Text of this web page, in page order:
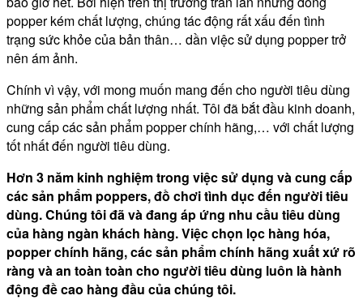
popper kém chất lượng, chúng tác động rất xấu đến tình
trạng sức khỏe của bản thân… dần việc sử dụng popper trở
nên ám ảnh.
Chính vì vậy, với mong muốn mang đến cho người tiêu dùng
những sản phẩm chất lượng nhất. Tôi đã bắt đầu kinh doanh,
cung cấp các sản phẩm popper chính hãng,… với chất lượng
tốt nhất đến người tiêu dùng.
Hơn 3 năm kinh nghiệm trong việc sử dụng và cung cấp
các sản phẩm poppers, đồ chơi tình dục đến người tiêu
dùng. Chúng tôi đã và đang áp ứng nhu cầu tiêu dùng
của hàng ngàn khách hàng. Việc chọn lọc hàng hóa,
popper chính hãng, các sản phẩm chính hãng xuất xứ rõ
ràng và an toàn toàn cho người tiêu dùng luôn là hành
động đề cao hàng đầu của chúng tôi.